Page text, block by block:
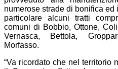
numerose strade di bonifica ed
particolare alcuni tratti
comuni di Bobbio, Ottone,
Vernasca, Bettola,
Morfasso.
“Va ricordato che nel territorio